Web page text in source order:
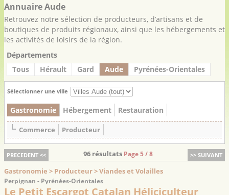
Annuaire Aude
Retrouvez notre sélection de producteurs, d’artisans et de
boutiques de produits régionaux, ainsi que les hébergements et
les activités de loisirs de la région.
Départements
Tous
Hérault Gard Aude Pyrénées-Orientales
Sélectionner une ville
Gastronomie Hébergement Restauration
Commerce Producteur
PRECEDENT << >> SUIVANT
96 résultats Page 5 / 8
Gastronomie > Producteur > Viandes et Volailles
Perpignan - Pyrénées-Orientales
Le Petit Escargot Catalan Héliciculteur